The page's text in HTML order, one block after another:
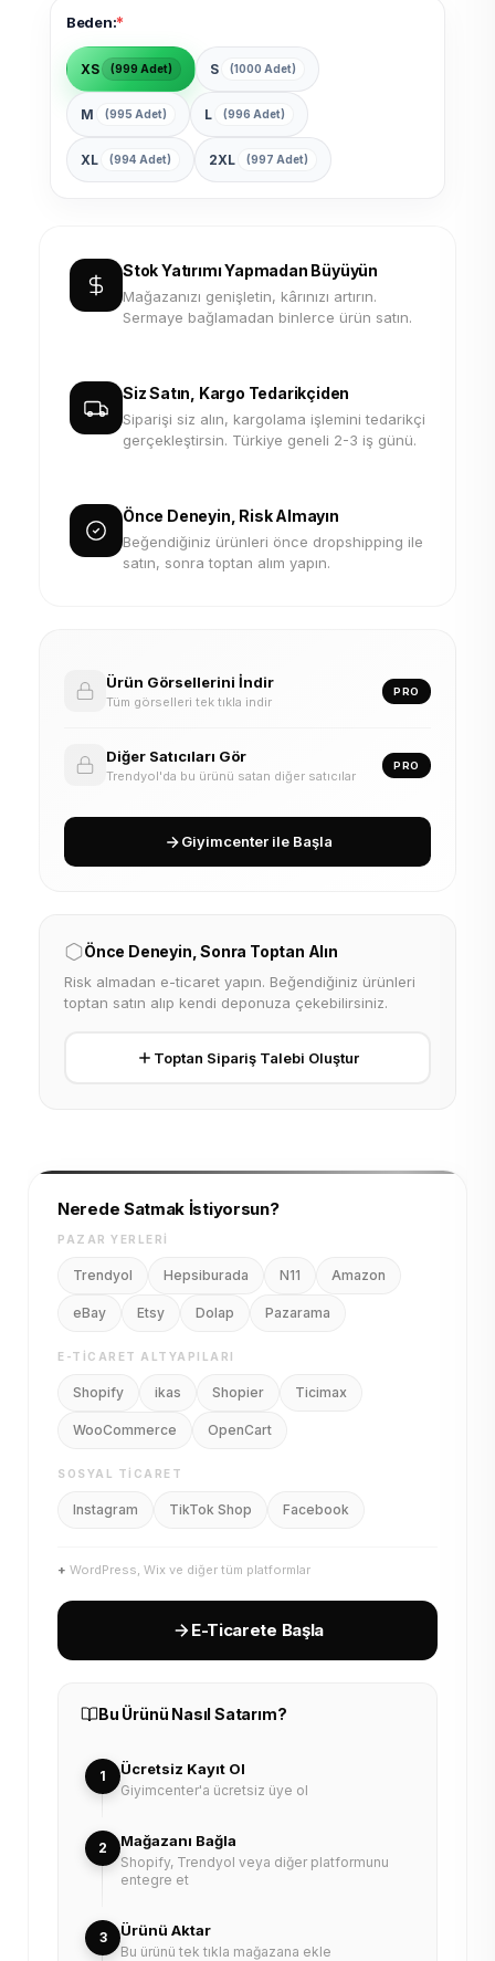
Beden:*
XS (999 Adet) S (1000 Adet)
M (995 Adet) L (996 Adet)
XL (994 Adet) 2XL (997 Adet)
Stok Yatırımı Yapmadan Büyüyün
Mağazanızı genişletin, kârınızı artırın.
Sermaye bağlamadan binlerce ürün satın.
Siz Satın, Kargo Tedarikçiden
Siparişi siz alın, kargolama işlemini tedarikçi
gerçekleştirsin. Türkiye geneli 2-3 iş günü.
Önce Deneyin, Risk Almayın
Beğendiğiniz ürünleri önce dropshipping ile
satın, sonra toptan alım yapın.
Ürün Görsellerini İndir
Tüm görselleri tek tıkla indir
PRO
Diğer Satıcıları Gör
Trendyol'da bu ürünü satan diğer satıcılar
PRO
Giyimcenter ile Başla
Önce Deneyin, Sonra Toptan Alın
Risk almadan e-ticaret yapın. Beğendiğiniz ürünleri
toptan satın alıp kendi deponuza çekebilirsiniz.
Toptan Sipariş Talebi Oluştur
Nerede Satmak İstiyorsun?
PAZAR YERLERI
Trendyol Hepsiburada N11 Amazon
eBay Etsy Dolap Pazarama
E-TICARET ALTYAPILARI
Shopify ikas Shopier Ticimax
WooCommerce OpenCart
SOSYAL TICARET
Instagram TikTok Shop Facebook
+ WordPress, Wix ve diğer tüm platformlar
E-Ticarete Başla
Bu Ürünü Nasıl Satarım?
1 Ücretsiz Kayıt Ol
Giyimcenter'a ücretsiz üye ol
2 Mağazanı Bağla
Shopify, Trendyol veya diğer platformunu
entegre et
3 Ürünü Aktar
Bu ürünü tek tıkla mağazana ekle